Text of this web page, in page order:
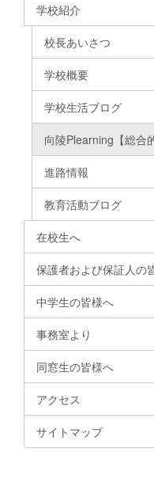
学校紹介
校長あいさつ
学校概要
学校生活ブログ
向陵Plearning【総合
進路情報
教育活動ブログ
在校生へ
保護者および保証人の
中学生の皆様へ
事務室より
同窓生の皆様へ
アクセス
サイトマップ